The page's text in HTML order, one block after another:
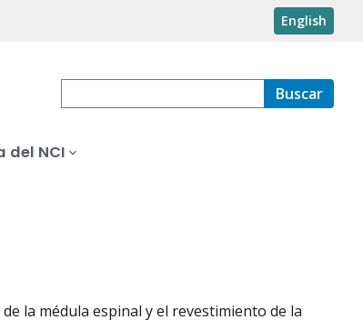
English
Buscar
del NCI
la médula espinal y el revestimiento de la